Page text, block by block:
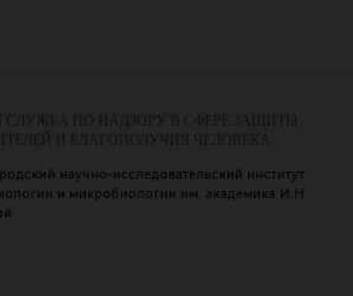
СЛУЖБА ПО НАДЗОРУ В СФЕРЕ ЗАЩИТЫ
И БЛАГОПОЛУЧИЯ ЧЕЛОВЕКА
научно-исследовательский институт
и микробиологии им. академика И.Н.